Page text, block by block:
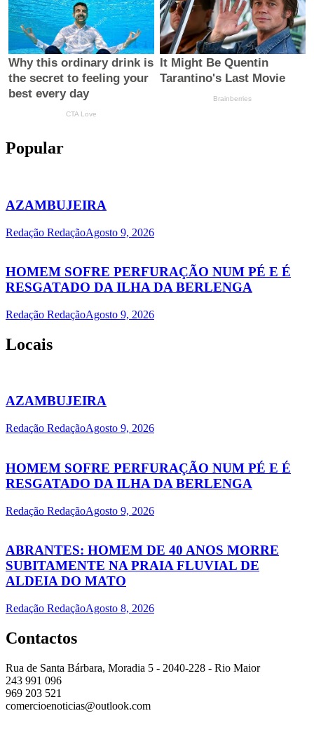
Popular
AZAMBUJEIRA
Redação RedaçãoAgosto 9, 2026
HOMEM SOFRE PERFURAÇÃO NUM PÉ E É
RESGATADO DA ILHA DA BERLENGA
Redação RedaçãoAgosto 9, 2026
Locais
AZAMBUJEIRA
Redação RedaçãoAgosto 9, 2026
HOMEM SOFRE PERFURAÇÃO NUM PÉ E É
RESGATADO DA ILHA DA BERLENGA
Redação RedaçãoAgosto 9, 2026
ABRANTES: HOMEM DE 40 ANOS MORRE
SUBITAMENTE NA PRAIA FLUVIAL DE
ALDEIA DO MATO
Redação RedaçãoAgosto 8, 2026
Contactos
Rua de Santa Bárbara, Moradia 5 - 2040-228 - Rio Maior
243 991 096
969 203 521
comercioenoticias@outlook.com